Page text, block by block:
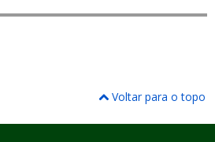
Voltar para o topo